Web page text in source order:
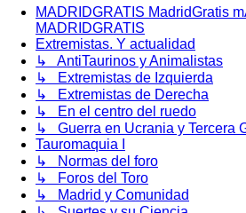
MADRIDGRATIS MadridGratis
MADRIDGRATIS
Extremistas. Y actualidad
↳ AntiTaurinos y Animalistas
↳ Extremistas de Izquierda
↳ Extremistas de Derecha
↳ En el centro del ruedo
↳ Guerra en Ucrania y Tercera
Tauromaquia I
↳ Normas del foro
↳ Foros del Toro
↳ Madrid y Comunidad